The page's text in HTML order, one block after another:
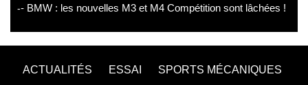
- BMW : les nouvelles M3 et M4 Compétition sont lâchées !
ACTUALITÉS ESSAI
SPORTS MÉCANIQUES